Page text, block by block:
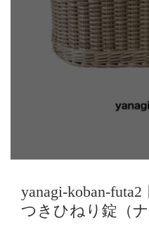
yanagi-koban-
つきひねり錠（ナ